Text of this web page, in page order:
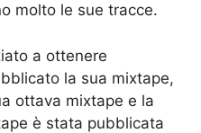
molto le sue tracce.
a ottenere
la sua mixtape,
ottava mixtape e la
è stata pubblicata